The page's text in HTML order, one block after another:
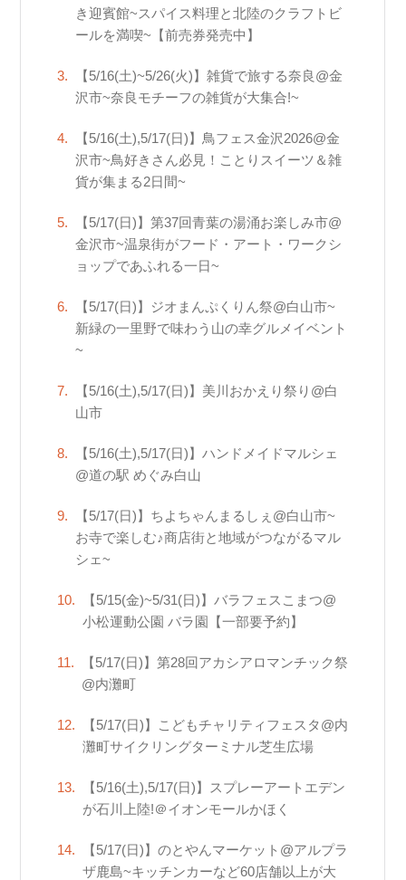
き迎賓館~スパイス料理と北陸のクラフトビ
ールを満喫~【前売券発売中】
【5/16(土)~5/26(火)】雑貨で旅する奈良@金
沢市~奈良モチーフの雑貨が大集合!~
【5/16(土),5/17(日)】鳥フェス金沢2026@金
沢市~鳥好きさん必見！ことりスイーツ＆雑
貨が集まる2日間~
【5/17(日)】第37回青葉の湯涌お楽しみ市@
金沢市~温泉街がフード・アート・ワークシ
ョップであふれる一日~
【5/17(日)】ジオまんぷくりん祭@白山市~
新緑の一里野で味わう山の幸グルメイベント
~
【5/16(土),5/17(日)】美川おかえり祭り@白
山市
【5/16(土),5/17(日)】ハンドメイドマルシェ
@道の駅 めぐみ白山
【5/17(日)】ちよちゃんまるしぇ@白山市~
お寺で楽しむ♪商店街と地域がつながるマル
シェ~
【5/15(金)~5/31(日)】バラフェスこまつ@
小松運動公園 バラ園【一部要予約】
【5/17(日)】第28回アカシアロマンチック祭
@内灘町
【5/17(日)】こどもチャリティフェスタ@内
灘町サイクリングターミナル芝生広場
【5/16(土),5/17(日)】スプレーアートエデン
が石川上陸!＠イオンモールかほく
【5/17(日)】のとやんマーケット@アルプラ
ザ鹿島~キッチンカーなど60店舗以上が大